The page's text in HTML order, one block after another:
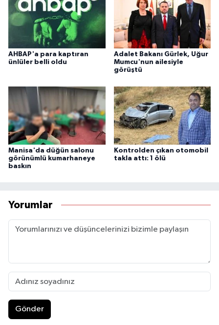
AHBAP'a para kaptıran
ünlüler belli oldu
Adalet Bakanı Gürlek, Uğur
Mumcu'nun ailesiyle
görüştü
Manisa'da düğün salonu
görünümlü kumarhaneye
baskın
Kontrolden çıkan otomobil
takla attı: 1 ölü
Yorumlar
Gönder